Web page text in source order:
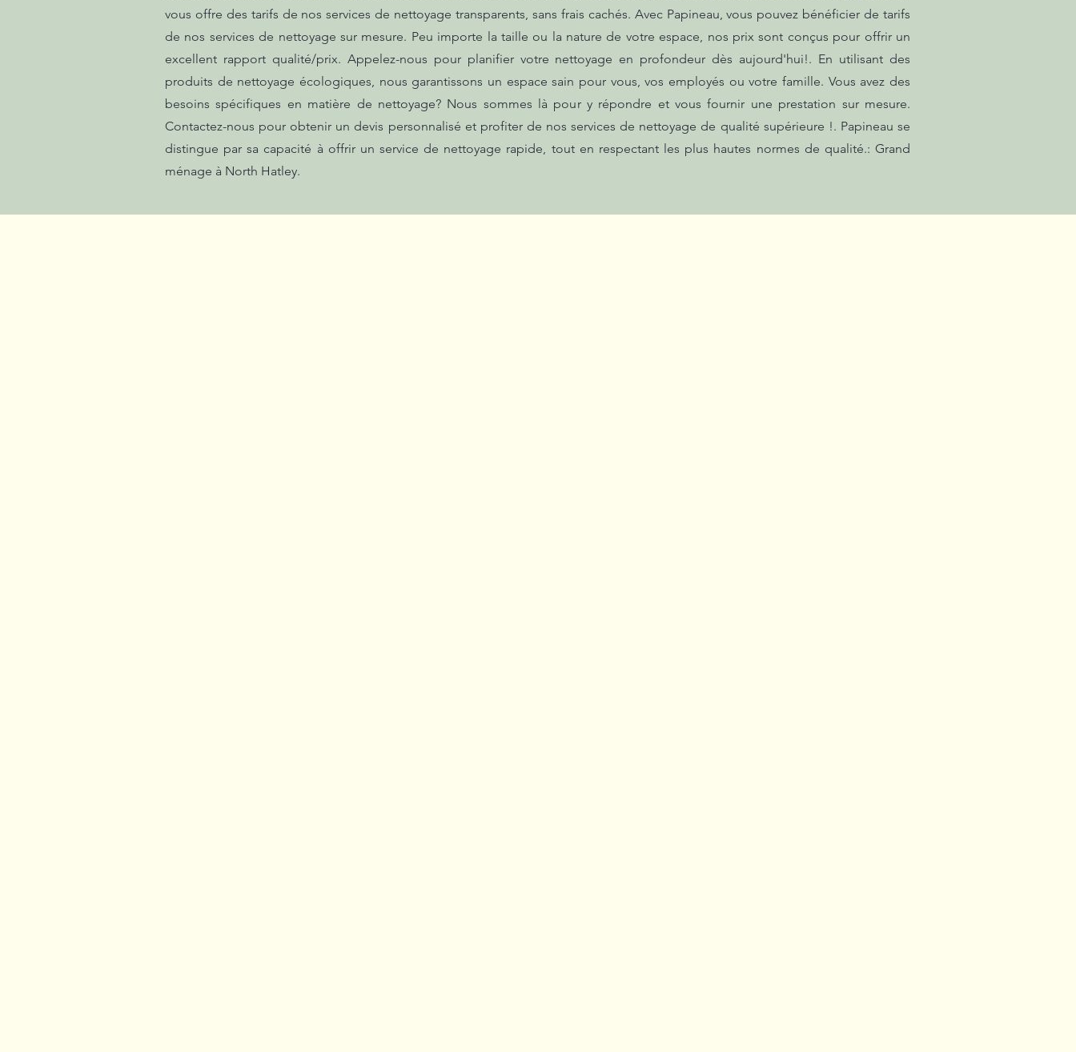
vous offre des tarifs de nos services de nettoyage transparents, sans frais cachés. Avec Papineau, vous pouvez bénéficier de tarifs
de nos services de nettoyage sur mesure. Peu importe la taille ou la nature de votre espace, nos prix sont conçus pour offrir un
excellent rapport qualité/prix. Appelez-nous pour planifier votre nettoyage en profondeur dès aujourd'hui!. En utilisant des
produits de nettoyage écologiques, nous garantissons un espace sain pour vous, vos employés ou votre famille. Vous avez des
besoins spécifiques en matière de nettoyage? Nous sommes là pour y répondre et vous fournir une prestation sur mesure.
Contactez-nous pour obtenir un devis personnalisé et profiter de nos services de nettoyage de qualité supérieure !. Papineau se
distingue par sa capacité à offrir un service de nettoyage rapide, tout en respectant les plus hautes normes de qualité.: Grand
ménage à North Hatley.